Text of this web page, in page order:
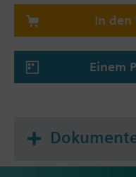
In den
Einem